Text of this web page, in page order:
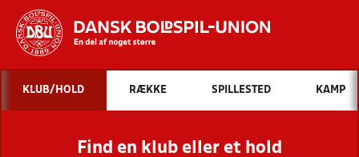
Hvad vil du søge efter?
INDHOLD OG NYHEDER
STILLINGER, RESULTATER, KLUBBER OG
KLUB/HOLD RÆKKE SPILLESTED KAMP
Find en klub eller et hold